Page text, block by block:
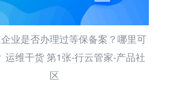
业是否办理过等保备案？哪里可
运维干货 第1张-行云管家-产品社
区